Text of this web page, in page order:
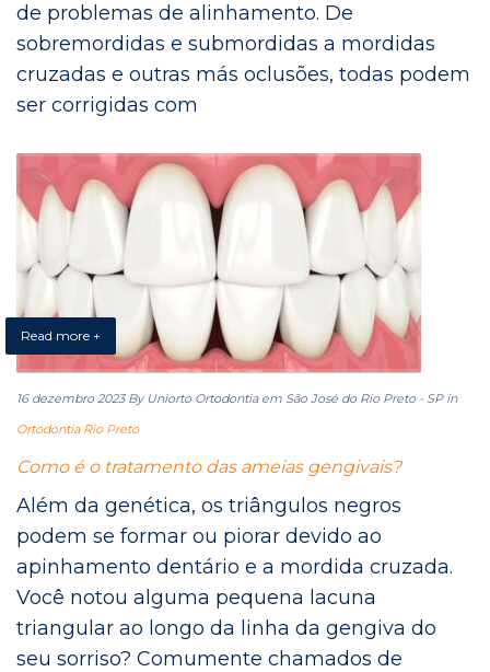
de problemas de alinhamento. De
sobremordidas e submordidas a mordidas
cruzadas e outras más oclusões, todas podem
ser corrigidas com
Read more +
16 dezembro 2023 By Uniorto Ortodontia em São José do Rio Preto - SP in
Ortodontia Rio Preto
Como é o tratamento das ameias gengivais?
Além da genética, os triângulos negros
podem se formar ou piorar devido ao
apinhamento dentário e a mordida cruzada.
Você notou alguma pequena lacuna
triangular ao longo da linha da gengiva do
seu sorriso? Comumente chamados de